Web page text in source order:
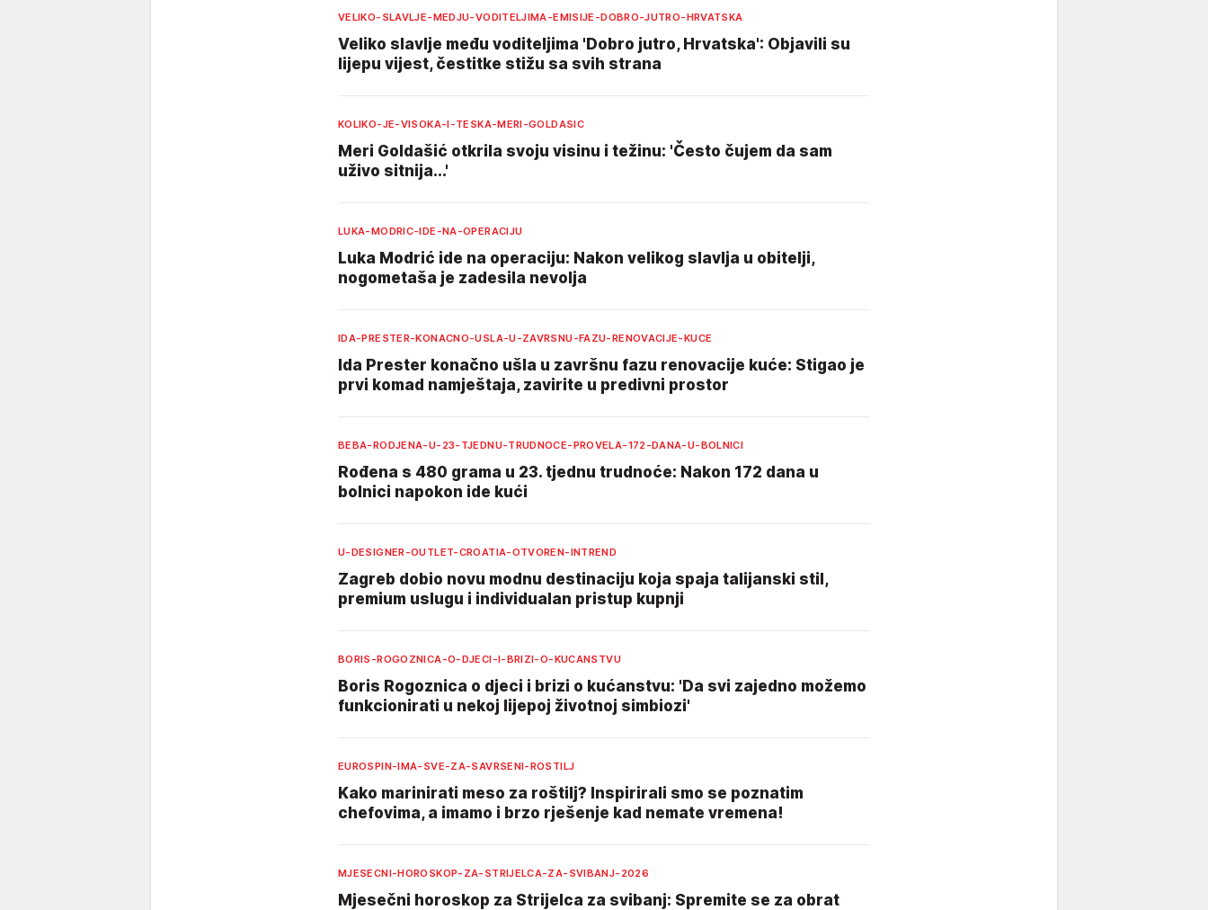
VELIKO-SLAVLJE-MEDJU-VODITELJIMA-EMISIJE-DOBRO-JUTRO-HRVATSKA
Veliko slavlje među voditeljima 'Dobro jutro, Hrvatska': Objavili su
lijepu vijest, čestitke stižu sa svih strana
KOLIKO-JE-VISOKA-I-TESKA-MERI-GOLDASIC
Meri Goldašić otkrila svoju visinu i težinu: 'Često čujem da sam
uživo sitnija...'
LUKA-MODRIC-IDE-NA-OPERACIJU
Luka Modrić ide na operaciju: Nakon velikog slavlja u obitelji,
nogometaša je zadesila nevolja
IDA-PRESTER-KONACNO-USLA-U-ZAVRSNU-FAZU-RENOVACIJE-KUCE
Ida Prester konačno ušla u završnu fazu renovacije kuće: Stigao je
prvi komad namještaja, zavirite u predivni prostor
BEBA-RODJENA-U-23-TJEDNU-TRUDNOCE-PROVELA-172-DANA-U-BOLNICI
Rođena s 480 grama u 23. tjednu trudnoće: Nakon 172 dana u
bolnici napokon ide kući
U-DESIGNER-OUTLET-CROATIA-OTVOREN-INTREND
Zagreb dobio novu modnu destinaciju koja spaja talijanski stil,
premium uslugu i individualan pristup kupnji
BORIS-ROGOZNICA-O-DJECI-I-BRIZI-O-KUCANSTVU
Boris Rogoznica o djeci i brizi o kućanstvu: 'Da svi zajedno možemo
funkcionirati u nekoj lijepoj životnoj simbiozi'
EUROSPIN-IMA-SVE-ZA-SAVRSENI-ROSTILJ
Kako marinirati meso za roštilj? Inspirirali smo se poznatim
chefovima, a imamo i brzo rješenje kad nemate vremena!
MJESECNI-HOROSKOP-ZA-STRIJELCA-ZA-SVIBANJ-2026
Mjesečni horoskop za Strijelca za svibanj: Spremite se za obrat